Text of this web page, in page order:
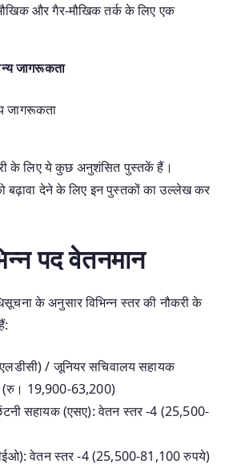
और गैर-मौखिक तर्क के लिए एक
जागरूकता
जागरूकता
के लिए ये कुछ अनुशंसित पुस्तकें हैं।
बढ़ावा देने के लिए इन पुस्तकों का उल्लेख कर
पद वेतनमान
के अनुसार विभिन्न स्तर की नौकरी के
/ जूनियर सचिवालय सहायक
(रु। 19,900-63,200)
सहायक (एसए): वेतन स्तर -4 (25,500-
वेतन स्तर -4 (25,500-81,100 रुपये)